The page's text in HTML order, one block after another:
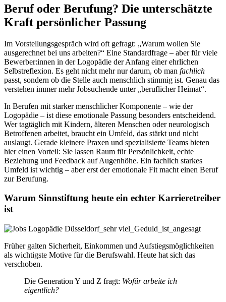
Beruf oder Berufung? Die unterschätzte
Kraft persönlicher Passung
Im Vorstellungsgespräch wird oft gefragt: „Warum wollen Sie
ausgerechnet bei uns arbeiten?“ Eine Standardfrage – aber für viele
Bewerber:innen in der Logopädie der Anfang einer ehrlichen
Selbstreflexion. Es geht nicht mehr nur darum, ob man fachlich
passt, sondern ob die Stelle auch menschlich stimmig ist. Genau das
verstehen immer mehr Jobsuchende unter „beruflicher Heimat“.
In Berufen mit starker menschlicher Komponente – wie der
Logopädie – ist diese emotionale Passung besonders entscheidend.
Wer tagtäglich mit Kindern, älteren Menschen oder neurologisch
Betroffenen arbeitet, braucht ein Umfeld, das stärkt und nicht
auslaugt. Gerade kleinere Praxen und spezialisierte Teams bieten
hier einen Vorteil: Sie lassen Raum für Persönlichkeit, echte
Beziehung und Feedback auf Augenhöhe. Ein fachlich starkes
Umfeld ist wichtig – aber erst der emotionale Fit macht einen Beruf
zur Berufung.
Warum Sinnstiftung heute ein echter Karrieretreiber
ist
Früher galten Sicherheit, Einkommen und Aufstiegsmöglichkeiten
als wichtigste Motive für die Berufswahl. Heute hat sich das
verschoben.
Die Generation Y und Z fragt: Wofür arbeite ich
eigentlich?